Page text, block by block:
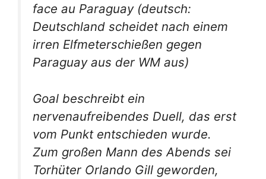
face au Paraguay(deutsch:
Deutschland scheidet nach einem
irren Elfmeterschießen gegen
Paraguay aus der WM aus)
Goal beschreibt ein
nervenaufreibendes Duell, das erst
vom Punkt entschieden wurde.
Zum großen Mann des Abends sei
Torhüter Orlando Gill geworden,